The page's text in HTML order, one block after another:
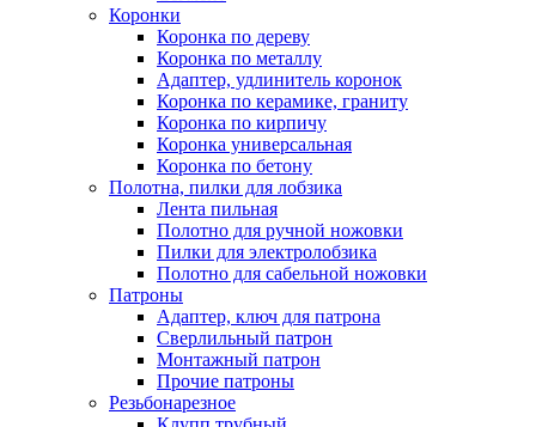
Коронки
Коронка по дереву
Коронка по металлу
Адаптер, удлинитель коронок
Коронка по керамике, граниту
Коронка по кирпичу
Коронка универсальная
Коронка по бетону
Полотна, пилки для лобзика
Лента пильная
Полотно для ручной ножовки
Пилки для электролобзика
Полотно для сабельной ножовки
Патроны
Адаптер, ключ для патрона
Сверлильный патрон
Монтажный патрон
Прочие патроны
Резьбонарезное